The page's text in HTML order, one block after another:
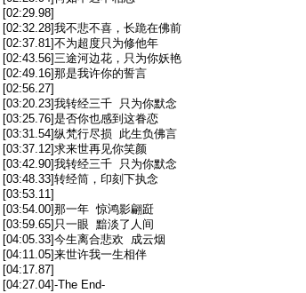
[02:29.98]
[02:32.28]我不悲不喜，长跪在佛前
[02:37.81]不为超度只为修他年
[02:43.56]三途河边花，只为你妖艳
[02:49.16]那是我许你的誓言
[02:56.27]
[03:20.23]我转经三千 只为你默念
[03:25.76]是否你也感到这眷恋
[03:31.54]纵梵行尽损 此生负佛言
[03:37.12]求来世再见你笑颜
[03:42.90]我转经三千 只为你默念
[03:48.33]转经筒，印刻下执念
[03:53.11]
[03:54.00]那一年 惊鸿影翩跹
[03:59.65]只一眼 黯淡了人间
[04:05.33]今生离合悲欢 成云烟
[04:11.05]来世许我一生相伴
[04:17.87]
[04:27.04]-The End-